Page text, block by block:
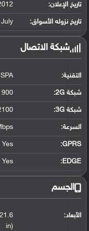
تاريخ الإعلان: May
تاريخ نزوله الأسواق:
شبكة الاتصال
التقنية:
شبكة 2G:
شبكة 3G :
السرعة:
GPRS:
Yes
EDGE:
Yes
الجسم
الأبعاد:
in)